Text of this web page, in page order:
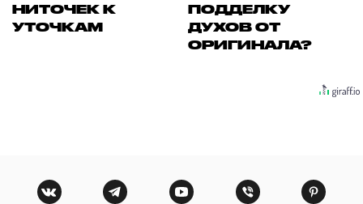
НИТОЧЕК К
УТОЧКАМ
ПОДДЕЛКУ
ДУХОВ ОТ
ОРИГИНАЛА?